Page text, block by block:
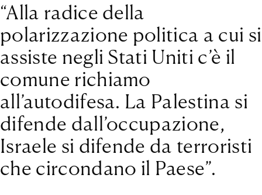
“Alla radice della
polarizzazione politica a cui si
assiste negli Stati Uniti c’è il
comune richiamo
all’autodifesa. La Palestina si
difende dall’occupazione,
Israele si difende da terroristi
che circondano il Paese”.